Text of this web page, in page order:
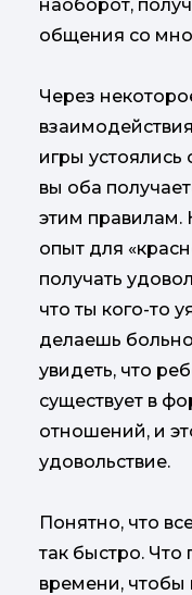
наоборот,
общения со
Через
игры
вы оба
этим правилам.
опыт для
получать
что ты кого-то
делаешь
увидеть, что
существует в
отношений, и
удовольствие.
Понятно, что
так быстро. Что
времени, чтобы